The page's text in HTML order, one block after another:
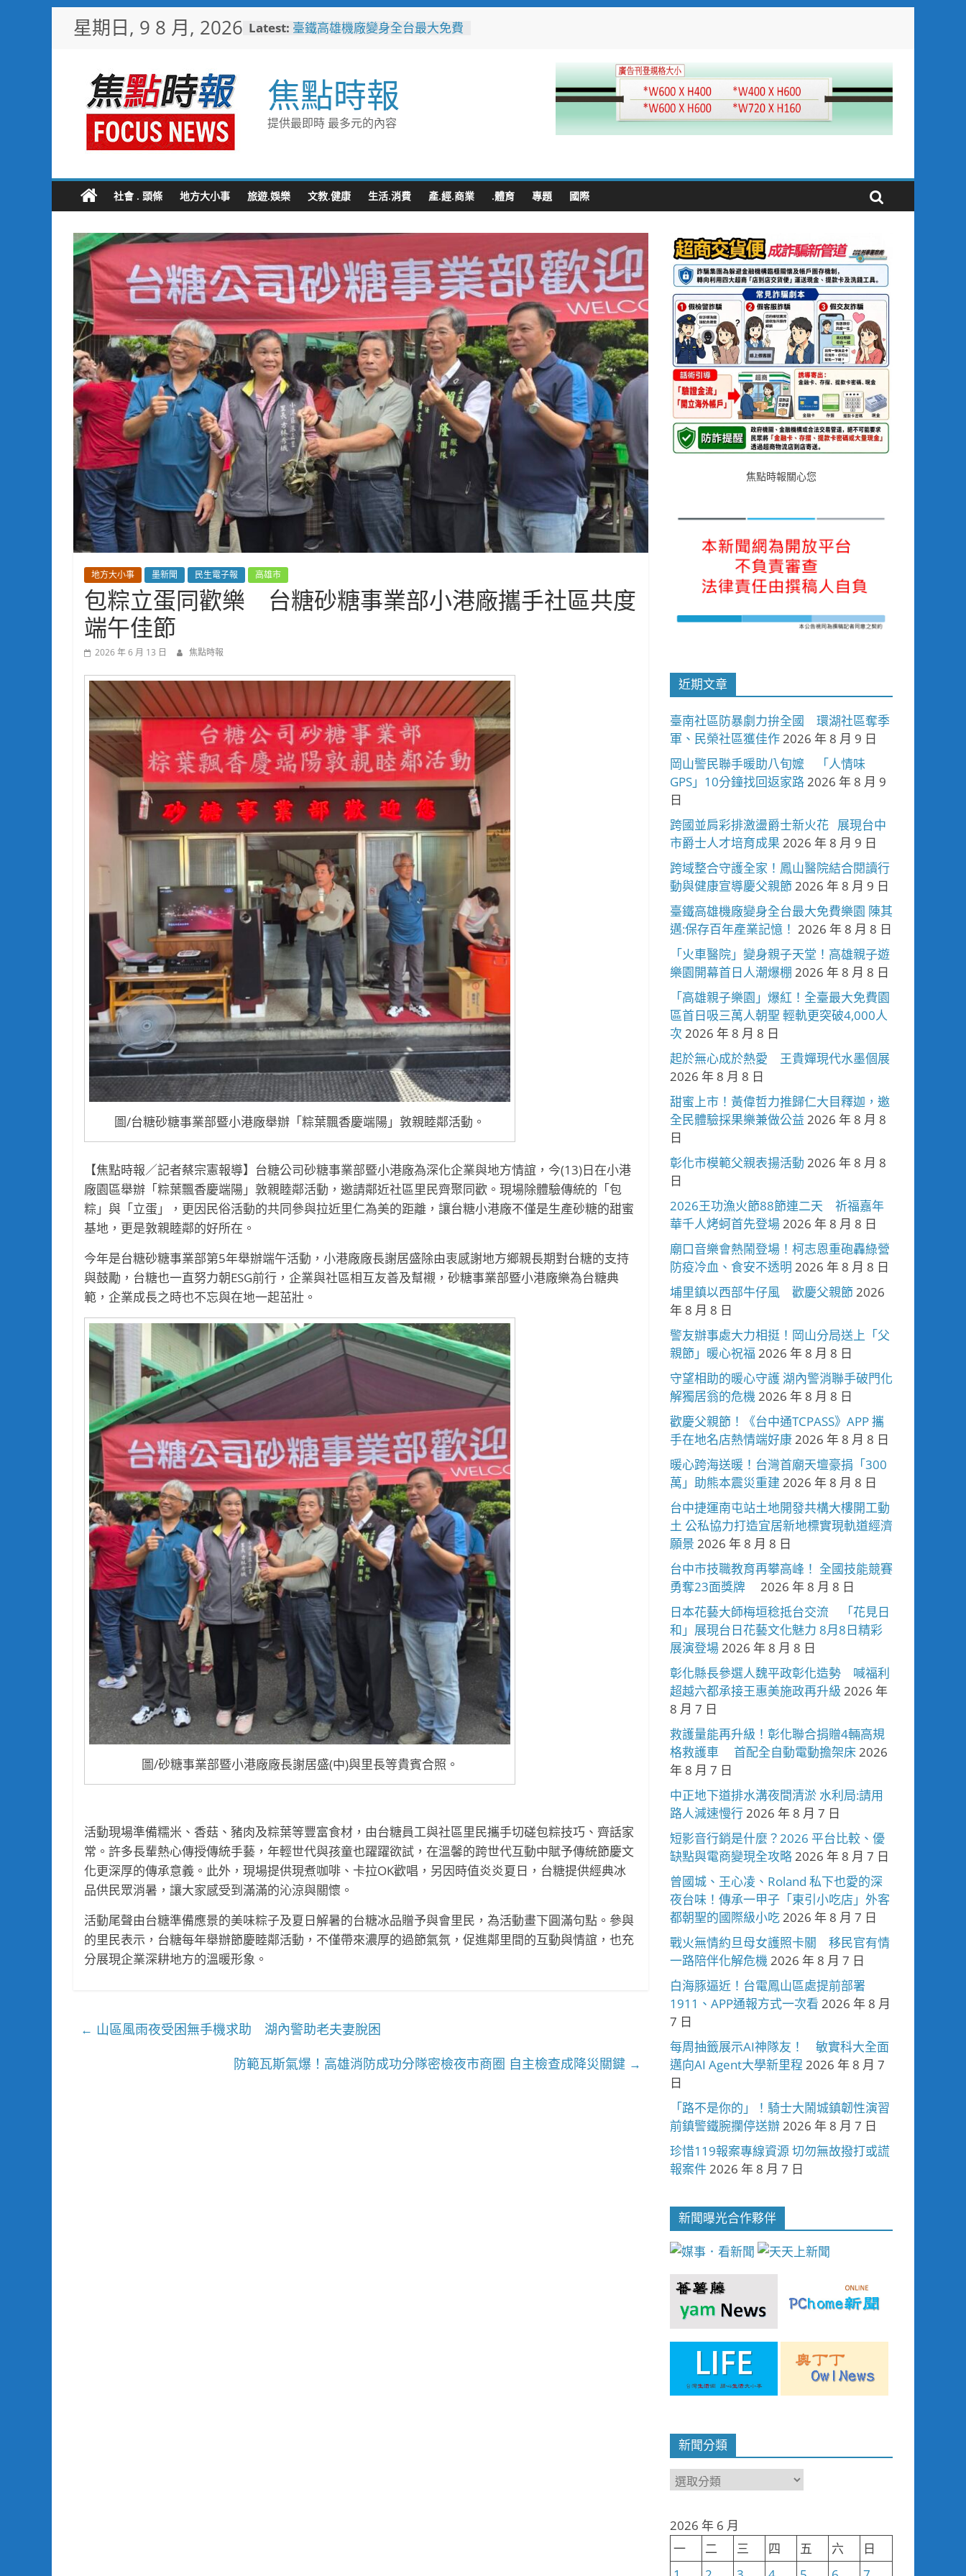
星期日, 9 8 月, 2026 Latest: 臺鐵高雄機廠變身全台最大免費
社區奪季軍、民榮社區獲佳作
岡山警民聯手暖助八旬嬤 「人
情味GPS」10分鐘找回返家路
跨國並肩彩排激盪爵士新火花
焦點時報
提供最即時 最多元的內容
社會 . 頭條 地方大小事 旅遊.娛樂 文教.健康 生活.消費 產.經.商業 .體育 專題 國際
地方大小事 墨新聞 民生電子報 高雄市
包粽立蛋同歡樂 台糖砂糖事業部小港廠攜手社區共度
端午佳節
2026 年 6 月 13 日 焦點時報
圖/台糖砂糖事業部暨小港廠舉辦「粽葉飄香慶端陽」敦親睦鄰活動。
【焦點時報／記者蔡宗憲報導】台糖公司砂糖事業部暨小港廠為深化企業與地方情誼，今(13)日在小港
廠園區舉辦「粽葉飄香慶端陽」敦親睦鄰活動，邀請鄰近社區里民齊聚同歡。現場除體驗傳統的「包
粽」與「立蛋」，更因民俗活動的共同參與拉近里仁為美的距離，讓台糖小港廠不僅是生產砂糖的甜蜜
基地，更是敦親睦鄰的好所在。
今年是台糖砂糖事業部第5年舉辦端午活動，小港廠廠長謝居盛除由衷感謝地方鄉親長期對台糖的支持
與鼓勵，台糖也一直努力朝ESG前行，企業與社區相互友善及幫襯，砂糖事業部暨小港廠樂為台糖典
範，企業成長之時也不忘與在地一起茁壯。
圖/砂糖事業部暨小港廠廠長謝居盛(中)與里長等貴賓合照。
活動現場準備糯米、香菇、豬肉及粽葉等豐富食材，由台糖員工與社區里民攜手切磋包粽技巧、齊話家
常。許多長輩熱心傳授傳統手藝，年輕世代與孩童也躍躍欲試，在溫馨的跨世代互動中賦予傳統節慶文
化更深厚的傳承意義。此外，現場提供現煮咖啡、卡拉OK歡唱，另因時值炎炎夏日，台糖提供經典冰
品供民眾消暑，讓大家感受到滿滿的沁涼與關懷。
活動尾聲由台糖準備應景的美味粽子及夏日解暑的台糖冰品贈予與會里民，為活動畫下圓滿句點。參與
的里民表示，台糖每年舉辦節慶睦鄰活動，不僅帶來濃厚的過節氣氛，促進鄰里間的互動與情誼，也充
分展現企業深耕地方的溫暖形象。
← 山區風雨夜受困無手機求助 湖內警助老夫妻脫困
防範瓦斯氣爆！高雄消防成功分隊密檢夜市商圈 自主檢查成降災關鍵 →
焦點時報關心您
近期文章
臺南社區防暴劇力拚全國 環湖社區奪季
軍、民榮社區獲佳作2026 年 8 月 9 日
岡山警民聯手暖助八旬嬤 「人情味
GPS」10分鐘找回返家路2026 年 8 月 9
日
跨國並肩彩排激盪爵士新火花 展現台中
市爵士人才培育成果 2026 年 8 月 9 日
跨域整合守護全家！鳳山醫院結合閱讀行
動與健康宣導慶父親節2026 年 8 月 9 日
臺鐵高雄機廠變身全台最大免費樂園 陳其
邁:保存百年產業記憶！ 2026 年 8 月 8 日
「火車醫院」變身親子天堂！高雄親子遊
樂園開幕首日人潮爆棚 2026 年 8 月 8 日
「高雄親子樂園」爆紅！全臺最大免費園
區首日吸三萬人朝聖 輕軌更突破4,000人
次 2026 年 8 月 8 日
起於無心成於熱愛 王貴嬋現代水墨個展
2026 年 8 月 8 日
甜蜜上市！黃偉哲力推歸仁大目釋迦，邀
全民體驗採果樂兼做公益 2026 年 8 月 8
日
彰化市模範父親表揚活動 2026 年 8 月 8
日
2026王功漁火節88節連二天 祈福嘉年
華千人烤蚵首先登場2026 年 8 月 8 日
廟口音樂會熱鬧登場！柯志恩重砲轟綠營
防疫冷血、食安不透明 2026 年 8 月 8 日
埔里鎮以西部牛仔風 歡慶父親節2026
年 8 月 8 日
警友辦事處大力相挺！岡山分局送上「父
親節」暖心祝福 2026 年 8 月 8 日
守望相助的暖心守護 湖內警消聯手破門化
解獨居翁的危機2026 年 8 月 8 日
歡慶父親節！《台中通TCPASS》APP 攜
手在地名店熱情端好康2026 年 8 月 8 日
暖心跨海送暖！台灣首廟天壇豪捐「300
萬」助熊本震災重建 2026 年 8 月 8 日
台中捷運南屯站土地開發共構大樓開工動
土 公私協力打造宜居新地標實現軌道經濟
願景 2026 年 8 月 8 日
台中市技職教育再攀高峰！ 全國技能競賽
勇奪23面獎牌
2026 年 8 月 8 日
日本花藝大師梅垣稔抵台交流 「花見日
和」展現台日花藝文化魅力 8月8日精彩
展演登場2026 年 8 月 8 日
彰化縣長參選人魏平政彰化造勢 喊福利
超越六都承接王惠美施政再升級 2026 年
8 月 7 日
救護量能再升級！彰化聯合捐贈4輛高規
格救護車 首配全自動電動擔架床2026
年 8 月 7 日
中正地下道排水溝夜間清淤 水利局:請用
路人減速慢行2026 年 8 月 7 日
短影音行銷是什麼？2026 平台比較、優
缺點與電商變現全攻略2026 年 8 月 7 日
曾國城、王心凌、Roland 私下也愛的深
夜台味！傳承一甲子「東引小吃店」外客
都朝聖的國際級小吃2026 年 8 月 7 日
戰火無情約旦母女護照卡關 移民官有情
一路陪伴化解危機2026 年 8 月 7 日
白海豚逼近！台電鳳山區處提前部署
1911、APP通報方式一次看 2026 年 8 月
7 日
每周抽籤展示AI神隊友！ 敏實科大全面
邁向AI Agent大學新里程 2026 年 8 月 7
日
「路不是你的」！騎士大鬧城鎮韌性演習
前鎮警鐵腕攔停送辦2026 年 8 月 7 日
珍惜119報案專線資源 切勿無故撥打或謊
報案件2026 年 8 月 7 日
新聞曝光合作夥伴
新聞分類
新
類
2026 年 6 月
一
二 三 四 五 六
日